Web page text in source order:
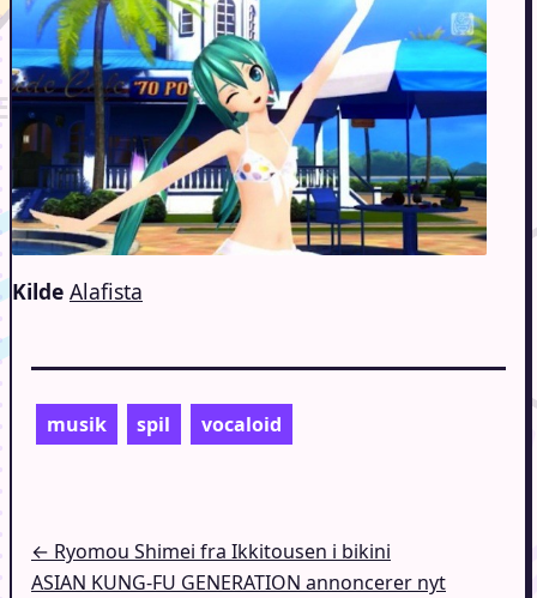
Kilde Alafista
musik spil vocaloid
Indlægsnavigation
← Ryomou Shimei fra Ikkitousen i bikini
ASIAN KUNG-FU GENERATION annoncerer nyt